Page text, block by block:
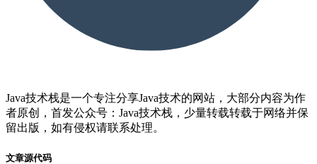
Java技术栈是一个专注分享Java技术的网站，大部分内容为作
者原创，首发公众号：Java技术栈，少量转载转载于网络并保
留出版，如有侵权请联系处理。
文章源代码